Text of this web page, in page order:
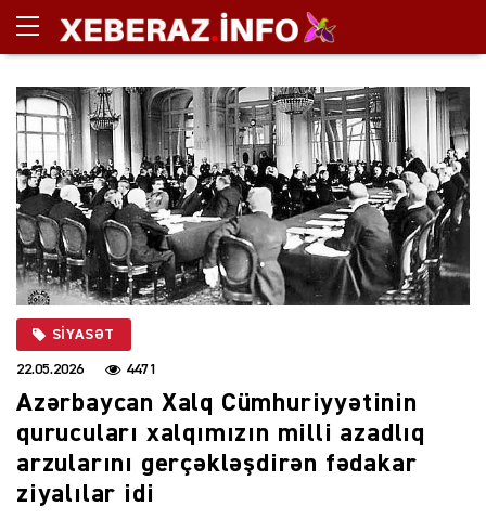
SIYASƏT
22.05.2026 4471
Azərbaycan Xalq Cümhuriyyətinin
qurucuları xalqımızın milli azadlıq
arzularını gerçəkləşdirən fədakar
ziyalılar idi